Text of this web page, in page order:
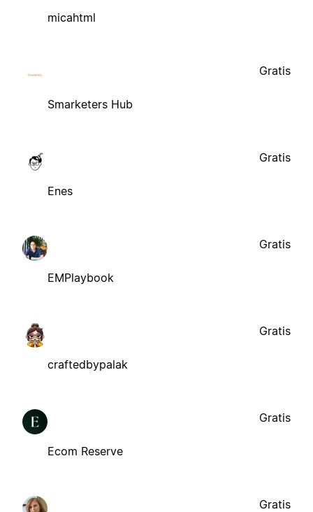
micahtml
Smarketers Hub
Gratis
Enes
Gratis
EMPlaybook
Gratis
craftedbypalak
Gratis
Ecom Reserve
Gratis
Gratis